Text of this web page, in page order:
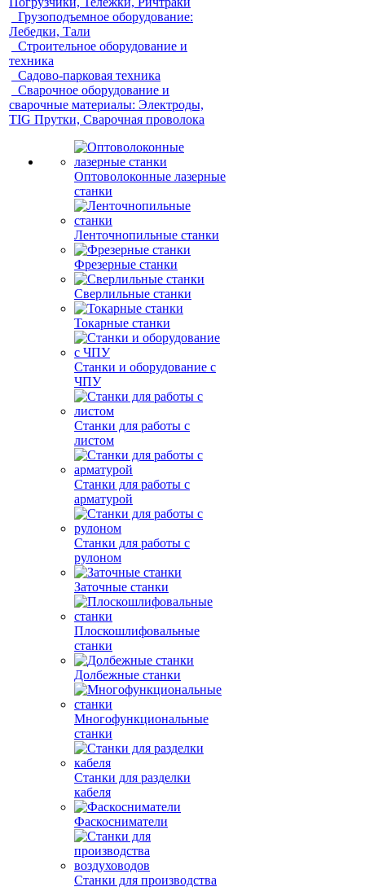
Грузоподъемное оборудование:
Лебедки, Тали
Строительное оборудование и
техника
Садово-парковая техника
Сварочное оборудование и
сварочные материалы: Электроды,
TIG Прутки, Сварочная проволока
Оптоволоконные лазерные
станки
Ленточнопильные станки
Фрезерные станки
Сверлильные станки
Токарные станки
Станки и оборудование с
ЧПУ
Станки для работы с
листом
Станки для работы с
арматурой
Станки для работы с
рулоном
Заточные станки
Плоскошлифовальные
станки
Долбежные станки
Многофункциональные
станки
Станки для разделки
кабеля
Фаскосниматели
Станки для производства